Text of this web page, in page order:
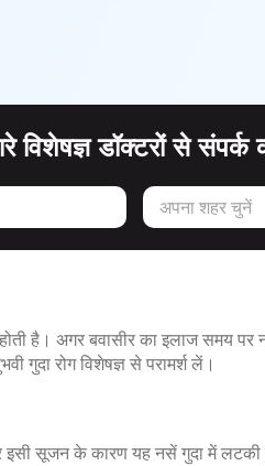
विशेषज्ञ डॉक्टरों से संपर्क
अपना शहर चुनें
है। अगर बवासीर का इलाज समय पर
गुदा रोग विशेषज्ञ से परामर्श लें।
इसी सूजन के कारण यह नसें गुदा में